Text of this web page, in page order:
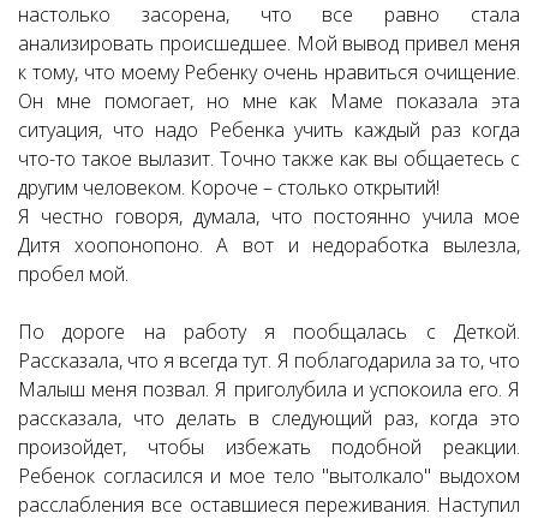
настолько засорена, что все равно стала
анализировать происшедшее. Мой вывод привел меня
к тому, что моему Ребенку очень нравиться очищение.
Он мне помогает, но мне как Маме показала эта
ситуация, что надо Ребенка учить каждый раз когда
что-то такое вылазит. Точно также как вы общаетесь с
другим человеком. Короче – столько открытий!
Я честно говоря, думала, что постоянно учила мое
Дитя хоопонопоно. А вот и недоработка вылезла,
пробел мой.
По дороге на работу я пообщалась с Деткой.
Рассказала, что я всегда тут. Я поблагодарила за то, что
Малыш меня позвал. Я приголубила и успокоила его. Я
рассказала, что делать в следующий раз, когда это
произойдет, чтобы избежать подобной реакции.
Ребенок согласился и мое тело "вытолкало" выдохом
расслабления все оставшиеся переживания. Наступил